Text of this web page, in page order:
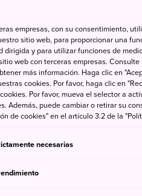
Uno de
empresas, con su consentimiento,
sitio web, para proporcionar una
dirigida y para utilizar funciones de
web con terceras empresas.
más información. Haga clic en
cookies. Por favor, haga clic en
Por favor, mueva el selector a
Además, puede cambiar o retirar su
de cookies" en el artículo 3.2 de la
necesarias